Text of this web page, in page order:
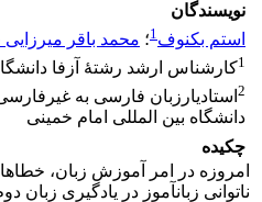
نویسندگان
استم بکنوف1؛ محمد باقر
1کارشناس ارشد رشتۀ آزفا
2 استادیارزبان فارسی به
دانشگاه بین المللی امام خمینی
چکیده
امروزه در امر آموزش زبان، خطاها
ناتوانی زبان­آموز در یادگیری